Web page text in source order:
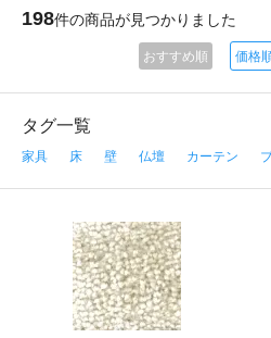
198件の商品が見つかりました
おすすめ順 価格
タグ一覧
家具 床 壁 仏壇 カーテン